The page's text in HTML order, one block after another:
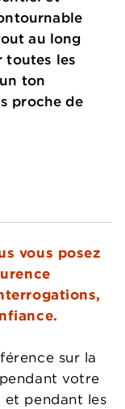
au long
toutes les
ton
proche de
vous posez
sur la
votre
et pendant les